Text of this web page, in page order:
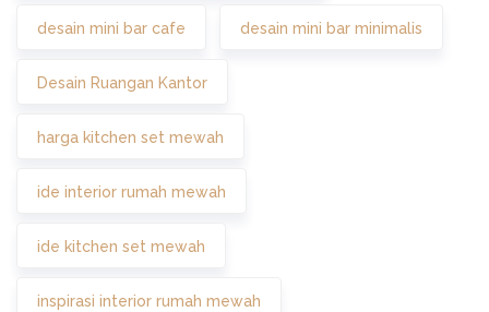
desain mini bar cafe desain mini bar minimalis
Desain Ruangan Kantor
harga kitchen set mewah
ide interior rumah mewah
ide kitchen set mewah
inspirasi interior rumah mewah